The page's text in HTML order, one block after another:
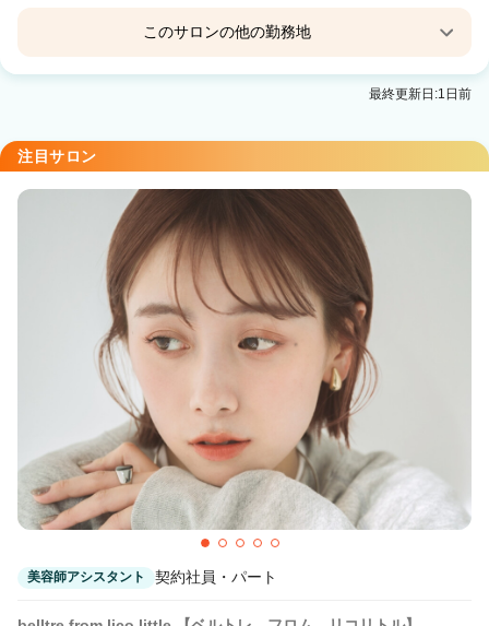
このサロンの他の勤務地
Agu hair eve南郷7丁目
Agu hair tohri 南郷18丁目店
最終更新日:1日前
注目サロン
美容師アシスタント 契約社員・パート